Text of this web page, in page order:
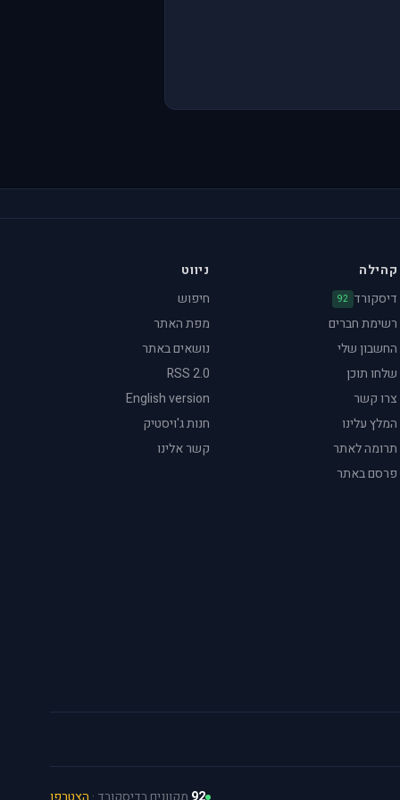
קהילה
דיסקורד 92
רשימת חברים
החשבון שלי
שלחו תוכן
צרו קשר
המלץ עלינו
תרומה לאתר
פרסם באתר
ניווט
חיפוש
מפת האתר
נושאים באתר
RSS 2.0
English version
חנות ג'ויסטיק
קשר אלינו